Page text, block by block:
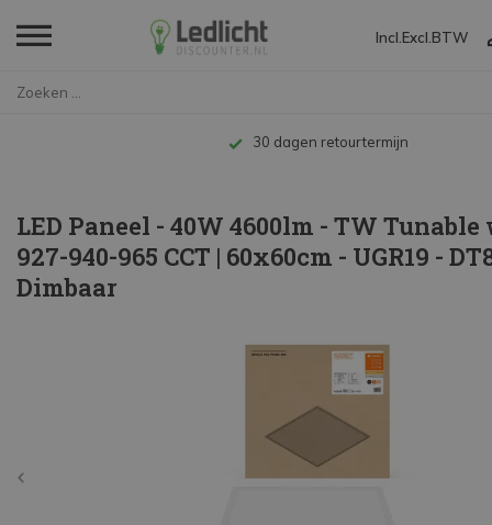
Incl. Excl. BTW
30 dagen retourtermijn
LED Paneel - 40W 4600lm - TW
927-940-965 CCT | 60x60cm - UGR19 -
Dimbaar